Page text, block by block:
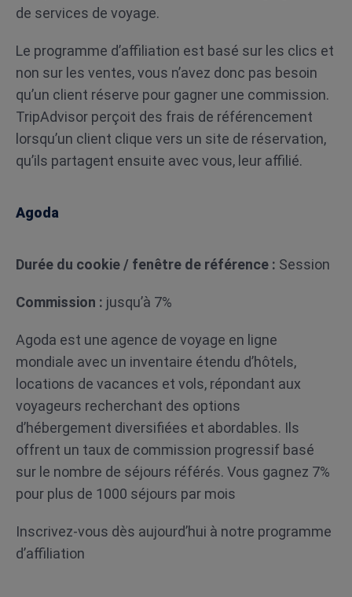
de services de voyage.
Le programme d’affiliation est basé sur les clics et
non sur les ventes, vous n’avez donc pas besoin
qu’un client réserve pour gagner une commission.
TripAdvisor perçoit des frais de référencement
lorsqu’un client clique vers un site de réservation,
qu’ils partagent ensuite avec vous, leur affilié.
Agoda
Durée du cookie / fenêtre de référence : Session
Commission : jusqu’à 7%
Agoda est une agence de voyage en ligne
mondiale avec un inventaire étendu d’hôtels,
locations de vacances et vols, répondant aux
voyageurs recherchant des options
d’hébergement diversifiées et abordables. Ils
offrent un taux de commission progressif basé
sur le nombre de séjours référés. Vous gagnez 7%
pour plus de 1000 séjours par mois
Inscrivez-vous dès aujourd’hui à notre programme
d’affiliation